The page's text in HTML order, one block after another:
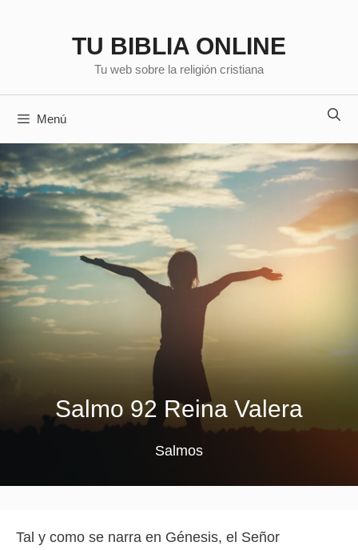
TU BIBLIA ONLINE
Tu web sobre la religión cristiana
Menú
Salmo 92 Reina Valera
Salmos
Tal y como se narra en Génesis, el Señor